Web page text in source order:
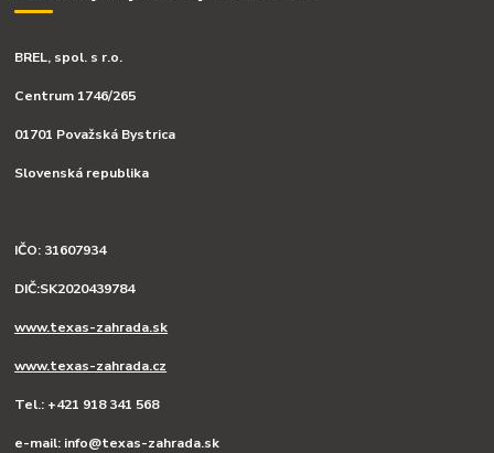
BREL, spol. s r.o.
Centrum 1746/265
01701 Považská Bystrica
Slovenská republika
IČO: 31607934
DIČ:SK2020439784
www.texas-zahrada.sk
www.texas-zahrada.cz
Tel.: +421 918 341 568
e-mail: info@texas-zahrada.sk